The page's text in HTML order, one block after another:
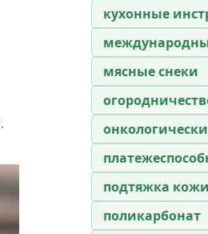
кухонные
мясные снеки
подтяжка кожи
поликарбонат